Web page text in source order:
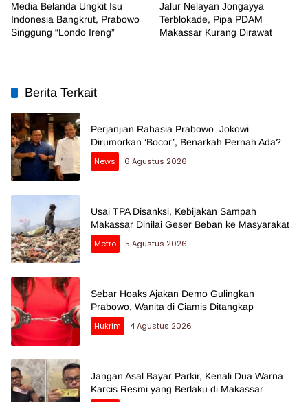
Media Belanda Ungkit Isu
Indonesia Bangkrut, Prabowo
Singgung “Londo Ireng”
Jalur Nelayan Jongayya
Terblokade, Pipa PDAM
Makassar Kurang Dirawat
Berita Terkait
Perjanjian Rahasia Prabowo–Jokowi
Dirumorkan ‘Bocor’, Benarkah Pernah Ada?
News
6 Agustus 2026
Usai TPA Disanksi, Kebijakan Sampah
Makassar Dinilai Geser Beban ke Masyarakat
Metro
5 Agustus 2026
Sebar Hoaks Ajakan Demo Gulingkan
Prabowo, Wanita di Ciamis Ditangkap
Hukrim
4 Agustus 2026
Jangan Asal Bayar Parkir, Kenali Dua Warna
Karcis Resmi yang Berlaku di Makassar